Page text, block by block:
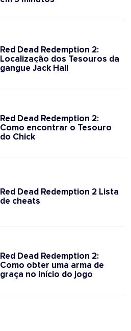
Red Dead Redemption 2:
Localização dos Tesouros da
gangue Jack Hall
Red Dead Redemption 2:
Como encontrar o Tesouro
do Chick
Red Dead Redemption 2 Lista
de cheats
Red Dead Redemption 2:
Como obter uma arma de
graça no início do jogo